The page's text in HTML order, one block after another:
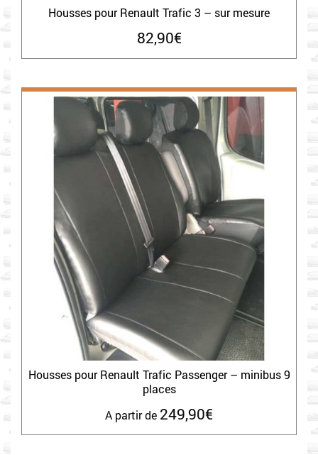
Housses pour Renault Trafic 3 – sur mesure
82,90€
Housses pour Renault Trafic Passenger – minibus 9
places
A partir de 249,90€